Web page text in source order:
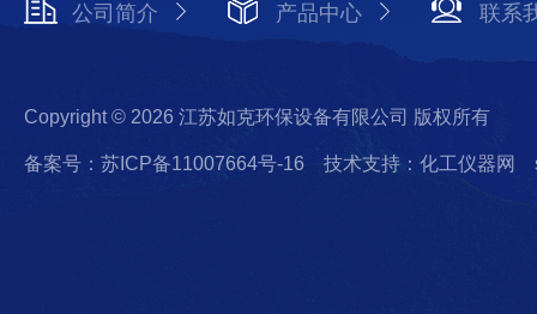
公司简介 产品中心 联系
Copyright © 2026 江苏如克环保设备有限公司 版权所有
备案号：苏ICP备11007664号-16 技术支持：化工仪器网